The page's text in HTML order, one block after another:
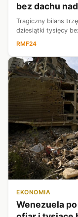
bez dachu
Tragiczny bilans
dziesiątki tysięcy
RMF24
EKONOMIA
Wenezuela